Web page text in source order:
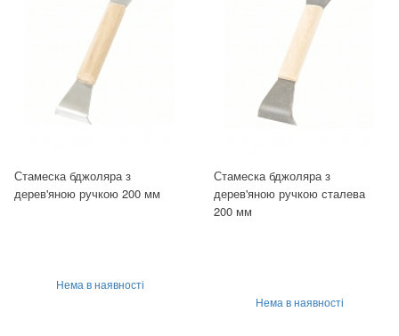
Стамеска бджоляра з
дерев'яною ручкою 200 мм
Нема в наявності
Стамеска бджоляра з
дерев'яною ручкою сталева
200 мм
Нема в наявності